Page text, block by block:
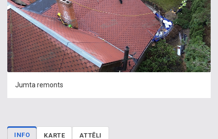
Jumta remonts
INFO KARTE ATTĒLI